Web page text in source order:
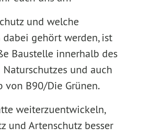
und welche
dabei gehört werden, ist
Baustelle innerhalb des
und auch
von B90/Die Grünen.
weiterzuentwickeln,
und Artenschutz besser